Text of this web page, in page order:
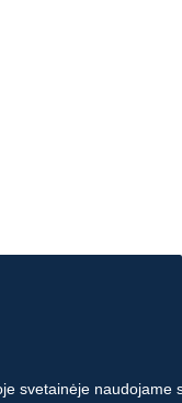
svetainėje naudojame